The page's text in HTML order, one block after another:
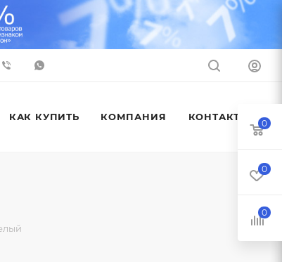
КАК КУПИТЬ КОМПАНИЯ КОНТАКТЫ
0
0
0